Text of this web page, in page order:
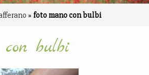
» foto mano con bulbi
bulbi